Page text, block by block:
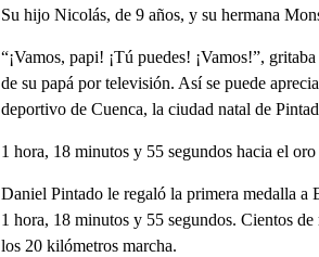
Su hijo Nicolás, de 9 años, y su hermana
“¡Vamos, papi! ¡Tú puedes! ¡Vamos!”,
de su papá por televisión. Así se puede
deportivo de Cuenca, la ciudad natal de
1 hora, 18 minutos y 55 segundos hacia el oro
Daniel Pintado le regaló la primera medalla a
1 hora, 18 minutos y 55 segundos. Cientos de
los 20 kilómetros marcha.